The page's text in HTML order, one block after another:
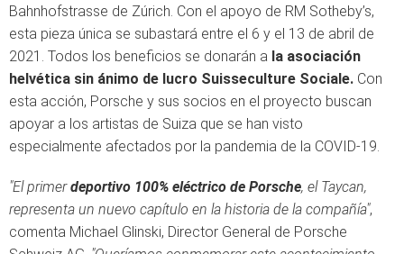
Bahnhofstrasse de Zúrich. Con el apoyo de RM Sotheby’s,
esta pieza única se subastará entre el 6 y el 13 de abril de
2021. Todos los beneficios se donarán a la asociación
helvética sin ánimo de lucro Suisseculture Sociale. Con
esta acción, Porsche y sus socios en el proyecto buscan
apoyar a los artistas de Suiza que se han visto
especialmente afectados por la pandemia de la COVID-19.
"El primerdeportivo 100% eléctrico de Porsche, el Taycan,
representa un nuevo capítulo en la historia de la compañía",
comenta Michael Glinski, Director General de Porsche